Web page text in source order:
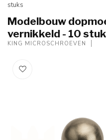
stuks
Modelbouw
vernikkeld - 10
KING MICROSCHROEVEN